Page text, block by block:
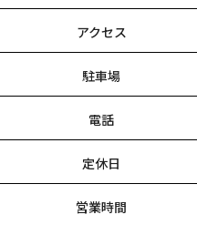
アクセス
駐車場
電話
定休日
営業時間